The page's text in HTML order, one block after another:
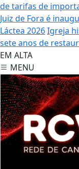
de tarifas de
Juiz de Fora é
Láctea 2026Igreja
sete anos de
EM ALTA
MENU